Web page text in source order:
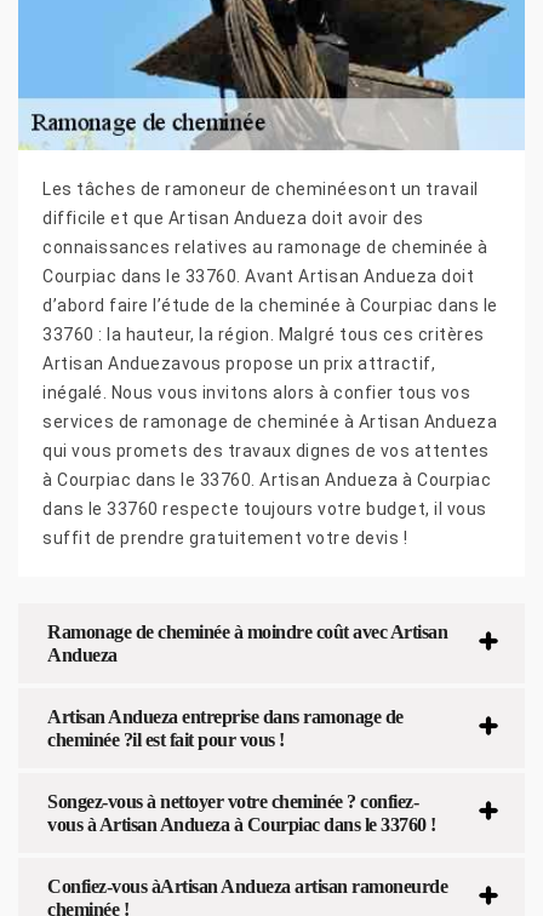
Les tâches de ramoneur de cheminéesont un travail
difficile et que Artisan Andueza doit avoir des
connaissances relatives au ramonage de cheminée à
Courpiac dans le 33760. Avant Artisan Andueza doit
d’abord faire l’étude de la cheminée à Courpiac dans le
33760 : la hauteur, la région. Malgré tous ces critères
Artisan Anduezavous propose un prix attractif,
inégalé. Nous vous invitons alors à confier tous vos
services de ramonage de cheminée à Artisan Andueza
qui vous promets des travaux dignes de vos attentes
à Courpiac dans le 33760. Artisan Andueza à Courpiac
dans le 33760 respecte toujours votre budget, il vous
suffit de prendre gratuitement votre devis !
Ramonage de cheminée à moindre coût avec Artisan
Andueza
Artisan Andueza entreprise dans ramonage de
cheminée ?il est fait pour vous !
Songez-vous à nettoyer votre cheminée ? confiez-
vous à Artisan Andueza à Courpiac dans le 33760 !
Confiez-vous àArtisan Andueza artisan ramoneurde
cheminée !